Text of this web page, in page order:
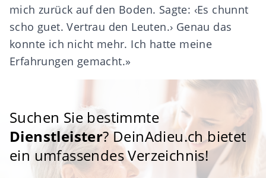
mich zurück auf den Boden. Sagte: ‹Es chunnt
scho guet. Vertrau den Leuten.› Genau das
konnte ich nicht mehr. Ich hatte meine
Erfahrungen gemacht.»
Suchen Sie bestimmte
Dienstleister? DeinAdieu.ch bietet
ein umfassendes Verzeichnis!